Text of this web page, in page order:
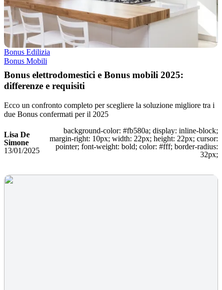
Bonus Edilizia
Bonus Mobili
Bonus elettrodomestici e Bonus mobili 2025:
differenze e requisiti
Ecco un confronto completo per scegliere la soluzione migliore tra i
due Bonus confermati per il 2025
Lisa De
Simone
13/01/2025
background-color: #fb580a; display: inline-block;
margin-right: 10px; width: 22px; height: 22px; cursor:
pointer; font-weight: bold; color: #fff; border-radius:
32px;